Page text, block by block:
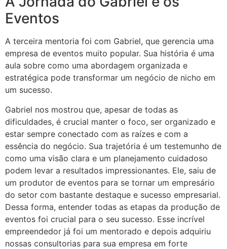
Eventos
A terceira mentoria foi com Gabriel, que gerencia uma
empresa de eventos muito popular. Sua história é uma
aula sobre como uma abordagem organizada e
estratégica pode transformar um negócio de nicho em
um sucesso.
Gabriel nos mostrou que, apesar de todas as
dificuldades, é crucial manter o foco, ser organizado e
estar sempre conectado com as raízes e com a
essência do negócio. Sua trajetória é um testemunho de
como uma visão clara e um planejamento cuidadoso
podem levar a resultados impressionantes. Ele, saiu de
um produtor de eventos para se tornar um empresário
do setor com bastante destaque e sucesso empresarial.
Dessa forma, entender todas as etapas da produção de
eventos foi crucial para o seu sucesso. Esse incrível
empreendedor já foi um mentorado e depois adquiriu
nossas consultorias para sua empresa em forte